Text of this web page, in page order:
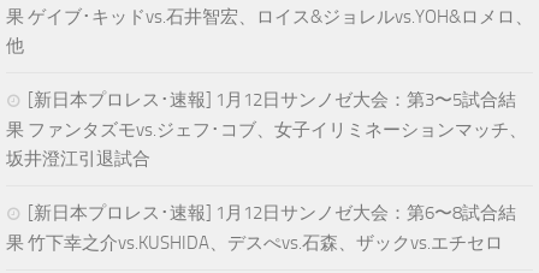
果 ゲイブ･キッドvs.石井智宏、ロイス&ジョレルvs.YOH&ロメロ、
他
[新日本プロレス･速報] 1月12日サンノゼ大会：第3〜5試合結
果 ファンタズモvs.ジェフ･コブ、女子イリミネーションマッチ、
坂井澄江引退試合
[新日本プロレス･速報] 1月12日サンノゼ大会：第6〜8試合結
果 竹下幸之介vs.KUSHIDA、デスぺvs.石森、ザックvs.エチセロ